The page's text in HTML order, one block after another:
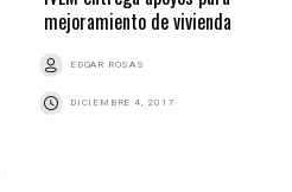
mejoramiento de vivienda
EDGAR ROSAS
DICIEMBRE 4, 2017